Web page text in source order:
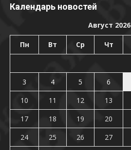
Календарь новостей
Август 2026
Пн Вт Ср Чт
3
4 5 6
10
11 12 13
17
18 19 20
24
25 26 27